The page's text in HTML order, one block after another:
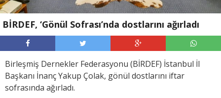
BİRDEF, ‘Gönül Sofrası’nda dostlarını ağırladı
Birleşmiş Dernekler Federasyonu (BİRDEF) İstanbul İl
Başkanı İnanç Yakup Çolak, gönül dostlarını iftar
sofrasında ağırladı.